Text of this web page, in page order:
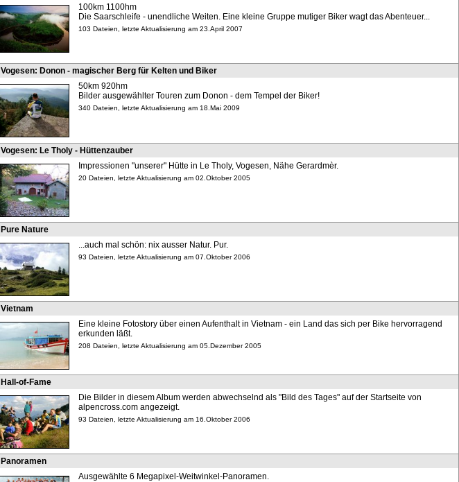
100km 1100hm
Die Saarschleife - unendliche Weiten. Eine kleine Gruppe mutiger Biker wagt das Abenteuer...
103 Dateien, letzte Aktualisierung am 23.April 2007
Vogesen: Donon - magischer Berg für Kelten und Biker
50km 920hm
Bilder ausgewählter Touren zum Donon - dem Tempel der Biker!
340 Dateien, letzte Aktualisierung am 18.Mai 2009
Vogesen: Le Tholy - Hüttenzauber
Impressionen "unserer" Hütte in Le Tholy, Vogesen, Nähe Gerardmèr.
20 Dateien, letzte Aktualisierung am 02.Oktober 2005
Pure Nature
...auch mal schön: nix ausser Natur. Pur.
93 Dateien, letzte Aktualisierung am 07.Oktober 2006
Vietnam
Eine kleine Fotostory über einen Aufenthalt in Vietnam - ein Land das sich per Bike hervorragend
erkunden läßt.
208 Dateien, letzte Aktualisierung am 05.Dezember 2005
Hall-of-Fame
Die Bilder in diesem Album werden abwechselnd als "Bild des Tages" auf der Startseite von
alpencross.com angezeigt.
93 Dateien, letzte Aktualisierung am 16.Oktober 2006
Panoramen
Ausgewählte 6 Megapixel-Weitwinkel-Panoramen.